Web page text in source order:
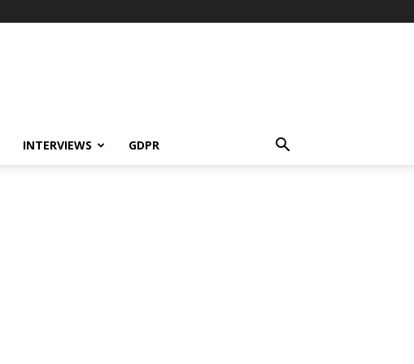
INTERVIEWS GDPR